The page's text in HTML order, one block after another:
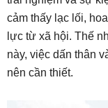
cảm thấy lạc lối,
lực từ xã hội. Thế
này, việc dấn thân
nên cần thiết.